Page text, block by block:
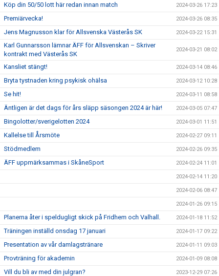
Köp din 50/50 lott här redan innan match 2024-03-26 17:23
Premiärvecka! 2024-03-26 08:35
Jens Magnusson klar för Allsvenska Västerås SK 2024-03-22 15:31
Karl Gunnarsson lämnar ÄFF för Allsvenskan – Skriver
kontrakt med Västerås SK
2024-03-21 08:02
Kansliet stängt! 2024-03-14 08:46
Bryta tystnaden kring psykisk ohälsa 2024-03-12 10:28
Se hit! 2024-03-11 08:58
Äntligen är det dags för års släpp säsongen 2024 är här! 2024-03-05 07:47
Bingolotter/sverigelotten 2024 2024-03-01 11:51
Kallelse till Årsmöte 2024-02-27 09:11
Stödmedlem 2024-02-26 09:35
ÄFF uppmärksammas i SkåneSport 2024-02-24 11:01
2024-02-14 11:20
2024-02-06 08:47
2024-01-26 09:15
Planerna åter i speldugligt skick på Fridhem och Valhall. 2024-01-18 11:52
Träningen inställd onsdag 17 januari 2024-01-17 09:22
Presentation av vår damlagstränare 2024-01-11 09:03
Provträning för akademin 2024-01-09 08:08
Vill du bli av med din julgran? 2023-12-29 07:26